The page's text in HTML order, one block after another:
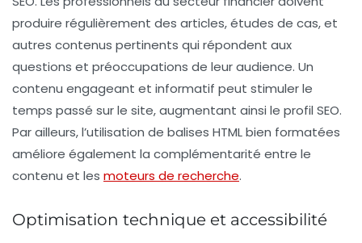
produire régulièrement des articles, études de cas, et
autres contenus pertinents qui répondent aux
questions et préoccupations de leur audience. Un
contenu engageant et informatif peut stimuler le
temps passé sur le site, augmentant ainsi le profil SEO.
Par ailleurs, l’utilisation de balises HTMLbien formatées
améliore également la complémentarité entre le
contenu et les moteurs de recherche.
Optimisation technique et accessibilité